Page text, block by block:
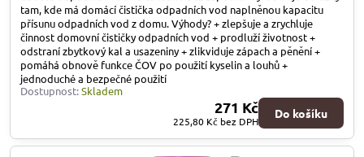
tam, kde má domácí čistička odpadních vod naplněnou kapacitu
přísunu odpadních vod z domu. Výhody? + zlepšuje a zrychluje
činnost domovní čističky odpadních vod + prodluží životnost +
odstraní zbytkový kal a usazeniny + zlikviduje zápach a pěnění +
pomáhá obnově funkce ČOV po použití kyselin a louhů +
jednoduché a bezpečné použití
Dostupnost:Skladem
271 Kč
225,80 Kč bez DPH
Do košíku